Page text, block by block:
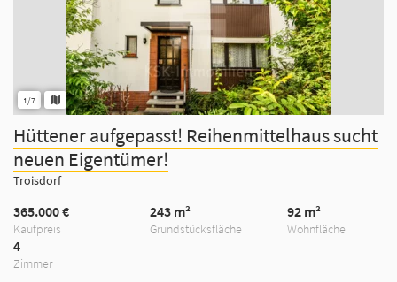
1/7
Hüttener aufgepasst! Reihenmittelhaus sucht
neuen Eigentümer!
Troisdorf
Kaufpreis
365.000 €
Grundstücksfläche
243 m²
Wohnfläche
92 m²
Zimmer
4